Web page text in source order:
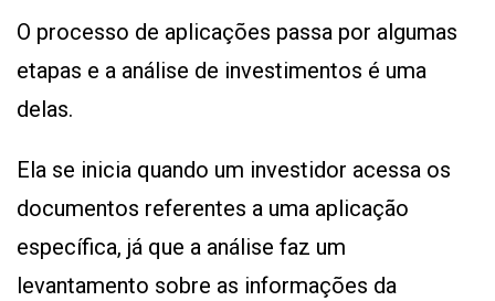
O processo de aplicações passa por algumas
etapas e a análise de investimentos é uma
delas.
Ela se inicia quando um investidor acessa os
documentos referentes a uma aplicação
específica, já que a análise faz um
levantamento sobre as informações da